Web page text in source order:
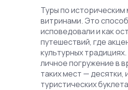
Туры по
витринами. Это
исповедовали и как
путешествий, где
культурных традициях
личное погружение в
таких мест — десятки,
туристических